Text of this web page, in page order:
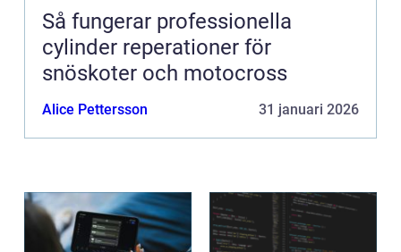
Så fungerar professionella
cylinder reperationer för
snöskoter och motocross
Alice Pettersson 31 januari 2026